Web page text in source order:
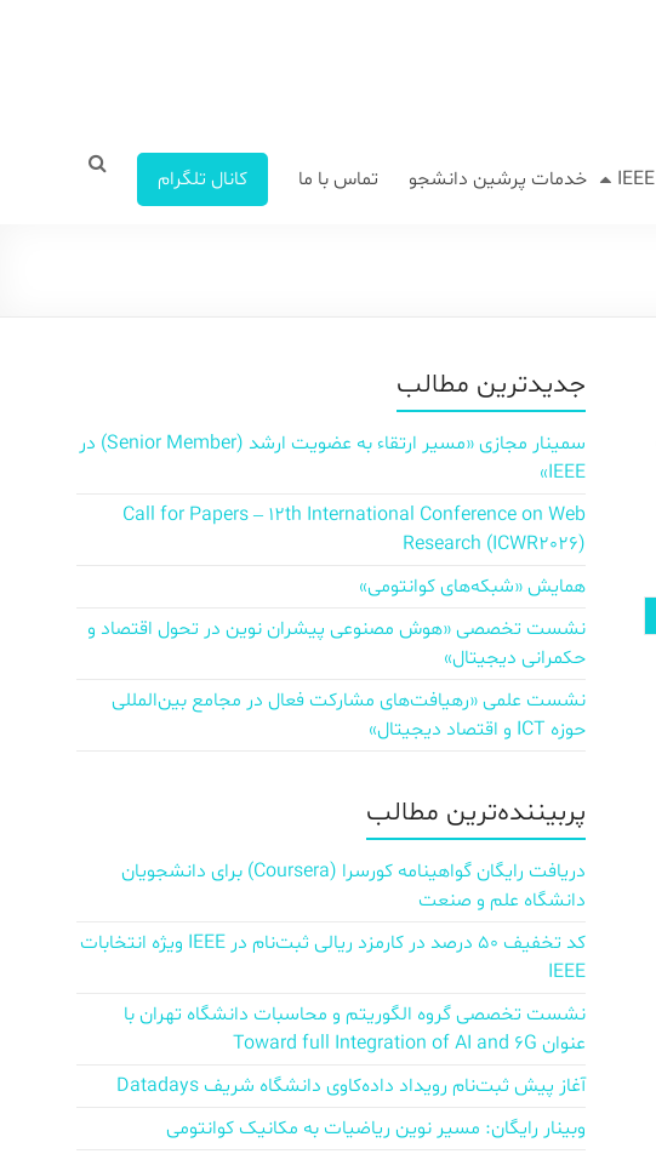
IEEE خدمات پرشین دانشجو تماس با ما کانال تلگرام
جدیدترین مطالب
سمینار مجازی «مسیر ارتقاء به عضویت ارشد (Senior Member) در
IEEE»
Call for Papers – 12th International Conference on Web
Research (ICWR2026)
همایش «شبکه‌های کوانتومی»
نشست تخصصی «هوش مصنوعی پیشران نوین در تحول اقتصاد و
حکمرانی دیجیتال»
نشست علمی «رهیافت‌های مشارکت فعال در مجامع بین‌المللی
حوزه ICT و اقتصاد دیجیتال»
پربیننده‌ترین مطالب
دریافت رایگان گواهینامه کورسرا (Coursera) برای دانشجویان
دانشگاه علم و صنعت
کد تخفیف ۵۰ درصد در کارمزد ریالی ثبت‌نام در IEEE ویژه انتخابات
IEEE
نشست تخصصی گروه الگوریتم و محاسبات دانشگاه تهران با
عنوان Toward full Integration of AI and 6G
آغاز پیش‌ ثبت‌نام رویداد داده‌کاوی دانشگاه شریف Datadays
وبینار رایگان: مسیر نوین ریاضیات به مکانیک کوانتومی